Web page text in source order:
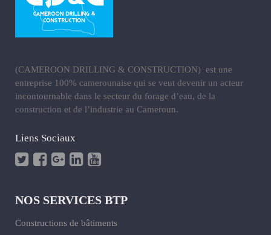
(CAMEROON DRILLING & CONSTRUCTION) est une
entreprise 100% camerounaise qui se veut devenir un acteur
incontournable dans le secteur du forage d’eau, de la
construction et de l’industrie au Cameroun.
Liens Sociaux
NOS SERVICES BTP
Constructions de bâtiments